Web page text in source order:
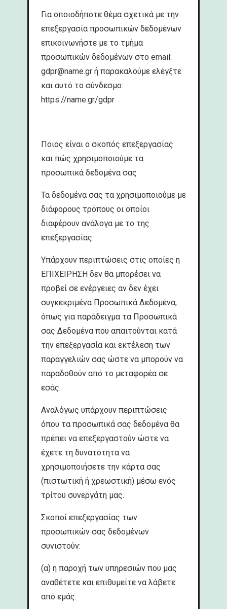
Για οποιοδήποτε θέμα σχετικά με την
επεξεργασία προσωπικών δεδομένων
επικοινωνήστε με το τμήμα
προσωπικών δεδομένων στο email:
gdpr@name.gr ή παρακαλούμε ελέγξτε
και αυτό το σύνδεσμο:
https://name.gr/gdpr
Ποιος είναι ο σκοπός επεξεργασίας
και πώς χρησιμοποιούμε τα
προσωπικά δεδομένα σας
Τα δεδομένα σας τα χρησιμοποιούμε με
διάφορους τρόπους οι οποίοι
διαφέρουν ανάλογα με το της
επεξεργασίας.
Υπάρχουν περιπτώσεις στις οποίες η
ΕΠΙΧΕΙΡΗΣΗ δεν θα μπορέσει να
προβεί σε ενέργειες αν δεν έχει
συγκεκριμένα Προσωπικά Δεδομένα,
όπως για παράδειγμα τα Προσωπικά
σας Δεδομένα που απαιτούνται κατά
την επεξεργασία και εκτέλεση των
παραγγελιών σας ώστε να μπορούν να
παραδοθούν από το μεταφορέα σε
εσάς.
Αναλόγως υπάρχουν περιπτώσεις
όπου τα προσωπικά σας δεδομένα θα
πρέπει να επεξεργαστούν ώστε να
έχετε τη δυνατότητα να
χρησιμοποιήσετε την κάρτα σας
(πιστωτική ή χρεωστική) μέσω ενός
τρίτου συνεργάτη μας.
Σκοποί επεξεργασίας των
προσωπικών σας δεδομένων
συνιστούν:
(α) η παροχή των υπηρεσιών που μας
αναθέτετε και επιθυμείτε να λάβετε
από εμάς.